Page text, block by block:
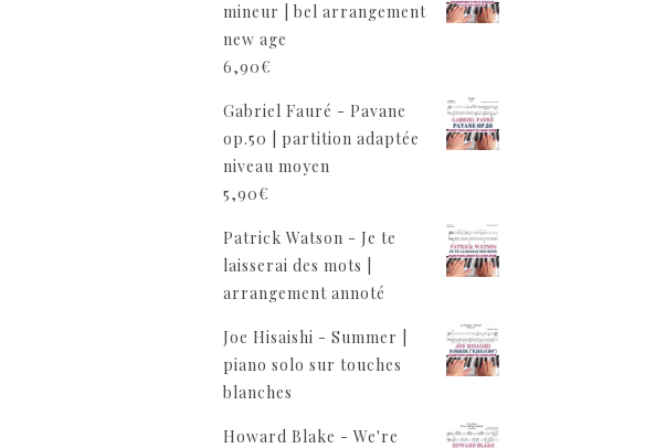
mineur | bel arrangement
new age
6,90€
Gabriel Fauré - Pavane
op.50 | partition adaptée
niveau moyen
5,90€
Patrick Watson - Je te
laisserai des mots |
arrangement annoté
Joe Hisaishi - Summer |
piano solo sur touches
blanches
Howard Blake - We're